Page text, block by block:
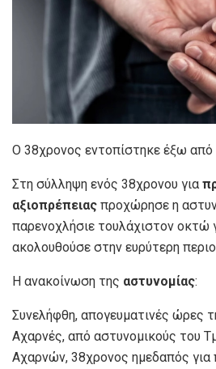
Ο 38χρονος εντοπίστηκε έξω από
Στη σύλληψη ενός 38χρονου για
αξιοπρέπειας προχώρησε η
παρενοχλήσιε τουλάχιστον οκτώ
ακολουθούσε στην ευρύτερη
Η ανακοίνωση της αστυνομίας:
Συνελήφθη, απογευματινές ώρες
Αχαρνές, από αστυνομικούς του
Αχαρνών, 38χρονος ημεδαπός για